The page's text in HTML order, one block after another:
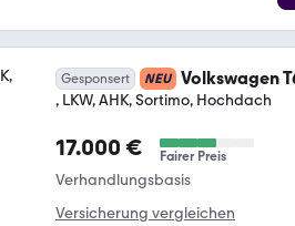
Gesponsert NEU Volkswagen
, LKW, AHK, Sortimo, Hochdach
17.000 € Fairer Preis
Verhandlungsbasis
Versicherung vergleichen